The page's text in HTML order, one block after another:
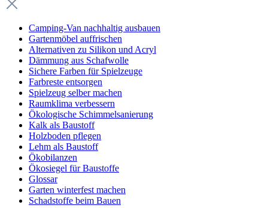
Camping-Van nachhaltig ausbauen
Gartenmöbel auffrischen
Alternativen zu Silikon und Acryl
Dämmung aus Schafwolle
Sichere Farben für Spielzeuge
Farbreste entsorgen
Spielzeug selber machen
Raumklima verbessern
Ökologische Schimmelsanierung
Kalk als Baustoff
Holzboden pflegen
Lehm als Baustoff
Ökobilanzen
Ökosiegel für Baustoffe
Glossar
Garten winterfest machen
Schadstoffe beim Bauen